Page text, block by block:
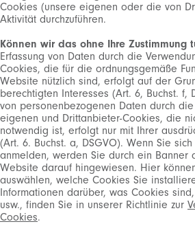
Cookies (unsere eigenen oder die von
Aktivität durchzuführen.
Können wir das ohne Ihre Zustimmung
Erfassung von Daten durch die
Cookies, die für die ordnungsgemäße
Website nützlich sind, erfolgt auf der
berechtigten Interesses (Art. 6, Buchst. f,
von personenbezogenen Daten durch
eigenen und Drittanbieter-Cookies, die
notwendig ist, erfolgt nur mit Ihrer
(Art. 6. Buchst. a, DSGVO). Wenn Sie
anmelden, werden Sie durch ein Banner
Website darauf hingewiesen. Hier
auswählen, welche Cookies Sie
Informationen darüber, was Cookies
usw., finden Sie in unserer Richtlinie zur
Cookies.